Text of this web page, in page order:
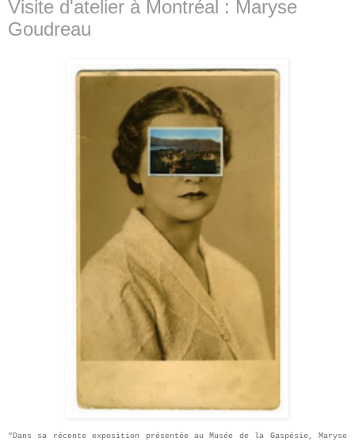
Visite d'atelier à Montréal : Maryse
Goudreau
"Dans sa récente exposition présentée au Musée de la Gaspésie, Maryse